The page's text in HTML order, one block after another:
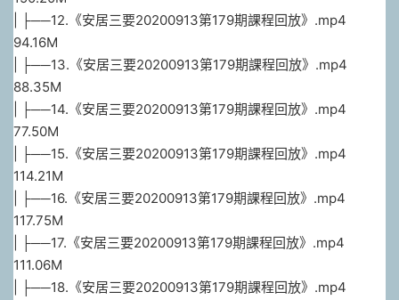
| ├──12.《安居三要20200913第179期課程回放》.mp4
94.16M
| ├──13.《安居三要20200913第179期課程回放》.mp4
88.35M
| ├──14.《安居三要20200913第179期課程回放》.mp4
77.50M
| ├──15.《安居三要20200913第179期課程回放》.mp4
114.21M
| ├──16.《安居三要20200913第179期課程回放》.mp4
117.75M
| ├──17.《安居三要20200913第179期課程回放》.mp4
111.06M
| ├──18.《安居三要20200913第179期課程回放》.mp4